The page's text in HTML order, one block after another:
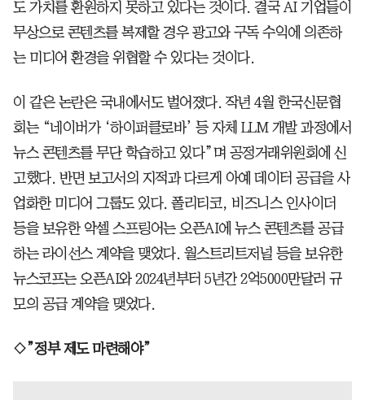
도 가치를 환원하지 못하고 있다는 것이다. 결국 AI 기업들이
무상으로 콘텐츠를 복제할 경우 광고와 구독 수익에 의존하
는 미디어 환경을 위협할 수 있다는 것이다.
이 같은 논란은 국내에서도 벌어졌다. 작년 4월 한국신문협
회는 “네이버가 ‘하이퍼클로바’ 등 자체 LLM 개발 과정에서
뉴스 콘텐츠를 무단 학습하고 있다”며 공정거래위원회에 신
고했다. 반면 보고서의 지적과 다르게 아예 데이터 공급을 사
업화한 미디어 그룹도 있다. 폴리티코, 비즈니스 인사이더
등을 보유한 악셀 스프링어는 오픈AI에 뉴스 콘텐츠를 공급
하는 라이선스 계약을 맺었다. 월스트리트저널 등을 보유한
뉴스코프는 오픈AI와 2024년부터 5년간 2억5000만달러 규
모의 공급 계약을 맺었다.
◇”정부 제도 마련해야”